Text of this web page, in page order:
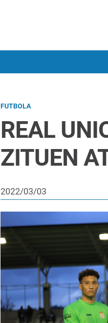
FUTBOLA
REAL
ZITUEN
2022/03/03